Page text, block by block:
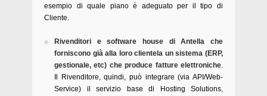
esempio di quale piano è adeguato per il tipo di
Cliente.
Rivenditori e software house di Antella che
forniscono già alla loro clientela un sistema (ERP,
gestionale, etc) che produce fatture elettroniche.
Il Rivenditore, quindi, può integrare (via API/Web-
Service) il servizio base di Hosting Solutions,